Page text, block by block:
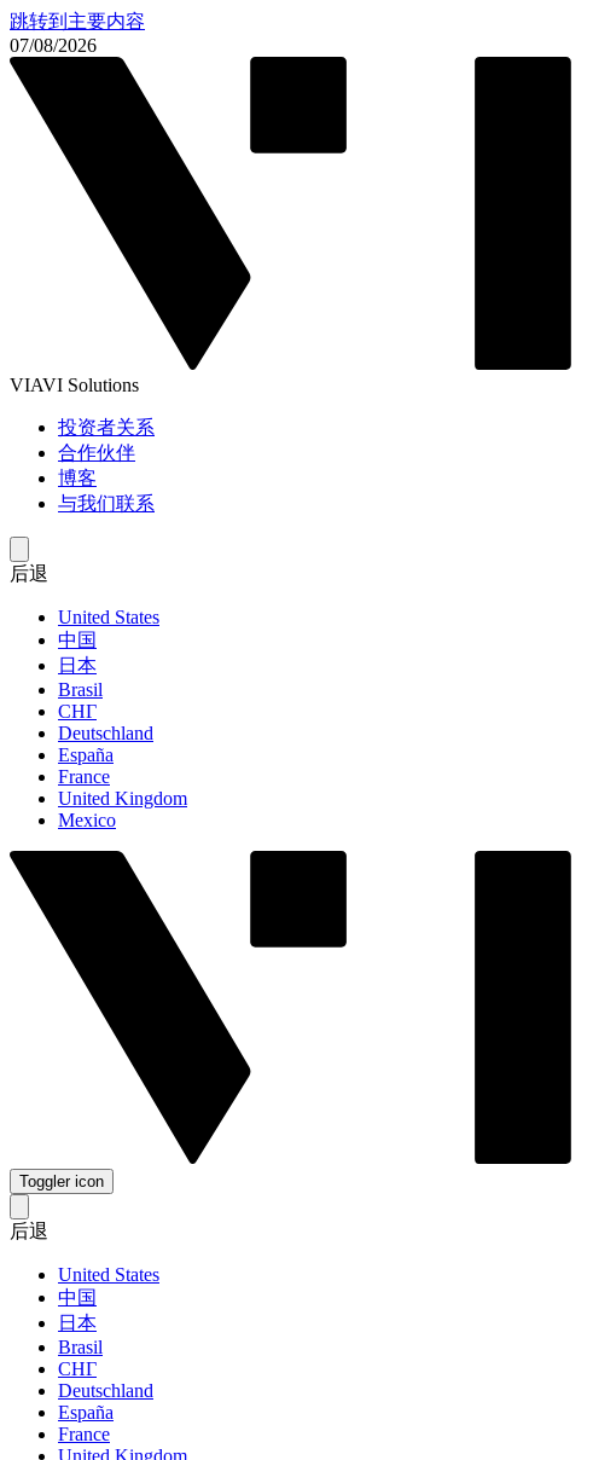
跳转到主要内容
07/08/2026
VIAVI Solutions
投资者关系
合作伙伴
博客
与我们联系
后退
United States
中国
日本
Brasil
СНГ
Deutschland
España
France
United Kingdom
Mexico
Toggler icon
后退
United States
中国
日本
Brasil
СНГ
Deutschland
España
France
United Kingdom